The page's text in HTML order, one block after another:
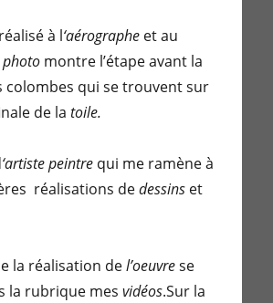
réalisé à l‘aérographe et au
photo montre l’étape avant la
colombes qui se trouvent sur
de latoile.
‘artiste peintre qui me ramène à
réalisations dedessins et
la réalisation del’oeuvrese
la rubrique mesvidéos.Sur la